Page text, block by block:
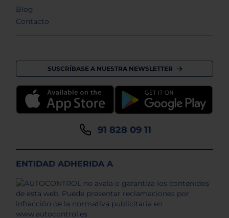
Blog
Contacto
SUSCRÍBASE A NUESTRA NEWSLETTER
91 828 09 11
ENTIDAD ADHERIDA A